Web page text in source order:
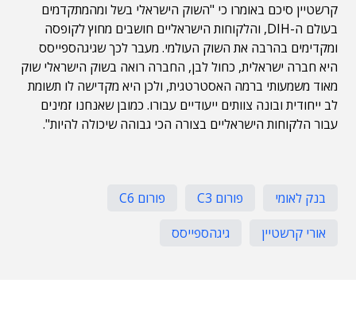
קרשטיין סיכם באומרו כי "השוק הישראלי בשל ומהמתקדמים
בעולם ה-DIH, והלקוחות הישראליים חושבים מחוץ לקופסה
ומקדימים בהרבה את השוק העולמי. מעבר לכך שגיגהספייסס
היא חברה ישראלית, כחול לבן, החברה רואה בשוק הישראלי שוק
מאוד משמעותי ברמה האסטרטגית, ולכן היא מקדישה לו תשומת
לב ייחודית ובונה צוותים ייעודיים עבורו. כמובן שאנחנו זמינים
עבור הלקוחות הישראליים בצורה הכי גבוהה שיכולה להיות".
בנק לאומי פורום C3
פורום C6
אורי קרשטיין
גיגהספייסס